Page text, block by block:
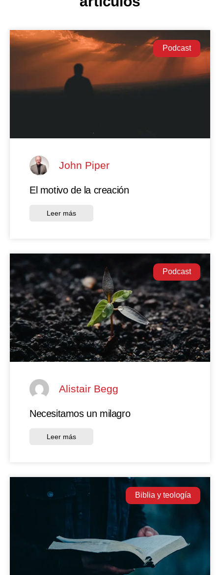
Podcast
John Piper
El motivo de la creación
Leer más
Podcast
Alistair Begg
Necesitamos un milagro
Leer más
Biblia y teología